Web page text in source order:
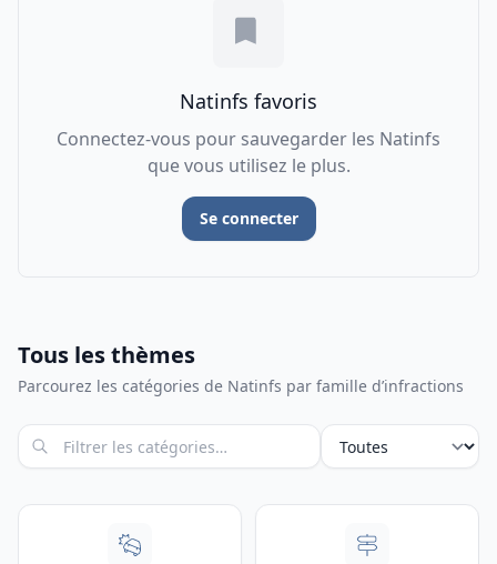
Natinfs favoris
Connectez-vous pour sauvegarder les Natinfs
que vous utilisez le plus.
Se connecter
Tous les thèmes
Parcourez les catégories de Natinfs par famille d’infractions
Filtrer par intitulé Catégorie niveau 0